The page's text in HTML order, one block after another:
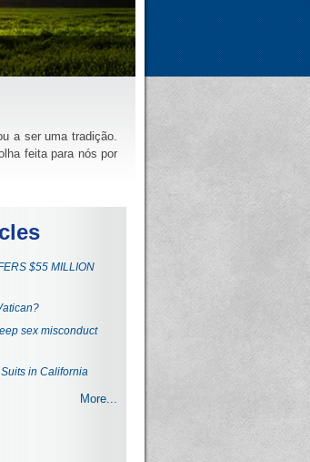
a ser uma tradição.
feita para nós por
$55 MILLION
sex misconduct
in California
More...